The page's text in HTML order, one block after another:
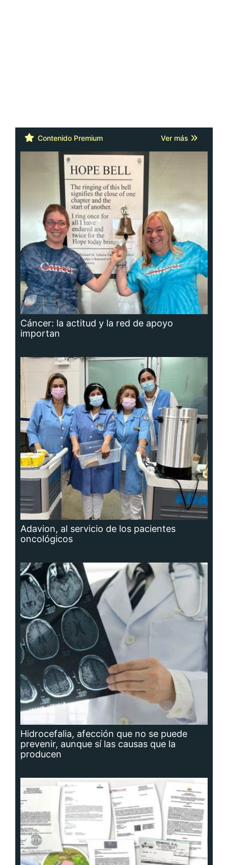
Contenido Premium Ver más
Cáncer: la actitud y la red de apoyo
importan
Adavion, al servicio de los pacientes
oncológicos
Hidrocefalia, afección que no se puede
prevenir, aunque sí las causas que la
producen